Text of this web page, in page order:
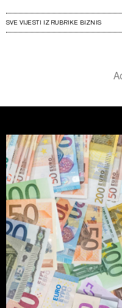
SVE VIJESTI IZ RUBRIKE BIZNIS